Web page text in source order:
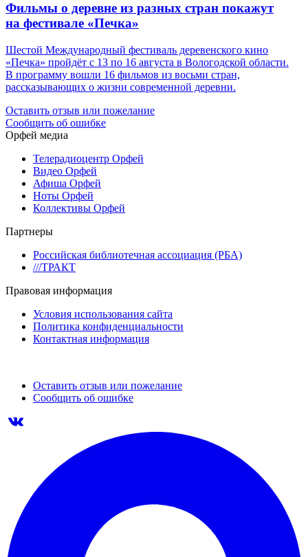
Фильмы о деревне из разных стран покажут
на фестивале «Печка»
Шестой Международный фестиваль деревенского кино
«Печка» пройдёт с 13 по 16 августа в Вологодской области.
В программу вошли 16 фильмов из восьми стран,
рассказывающих о жизни современной деревни.
Оставить отзыв или пожелание
Сообщить об ошибке
Орфей медиа
Телерадиоцентр Орфей
Видео Орфей
Афиша Орфей
Ноты Орфей
Коллективы Орфей
Партнеры
Российская библиотечная ассоциация (РБА)
///ТРАКТ
Правовая информация
Условия использования сайта
Политика конфиденциальности
Контактная информация
Оставить отзыв или пожелание
Сообщить об ошибке